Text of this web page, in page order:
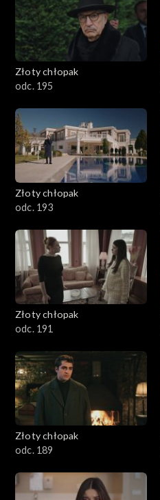
Złoty chłopak
odc. 195
Złoty chłopak
odc. 193
Złoty chłopak
odc. 191
Złoty chłopak
odc. 189